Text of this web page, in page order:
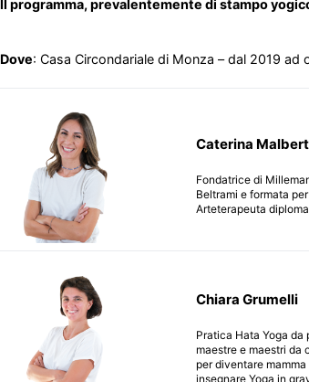
ll programma, prevalentemente di stampo
Dove: Casa Circondariale di Monza – dal 2019 ad
Caterina
Fondatrice di
Beltrami e formata
Arteterapeuta
Chiara Grumelli
Pratica Hata Yoga
maestre e maestri da
per diventare
insegnare Yoga in